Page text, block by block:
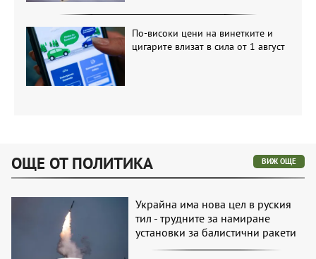
По-високи цени на винетките и
цигарите влизат в сила от 1 август
ОЩЕ ОТ ПОЛИТИКА ВИЖ ОЩЕ
Украйна има нова цел в руския
тил - трудните за намиране
установки за балистични ракети